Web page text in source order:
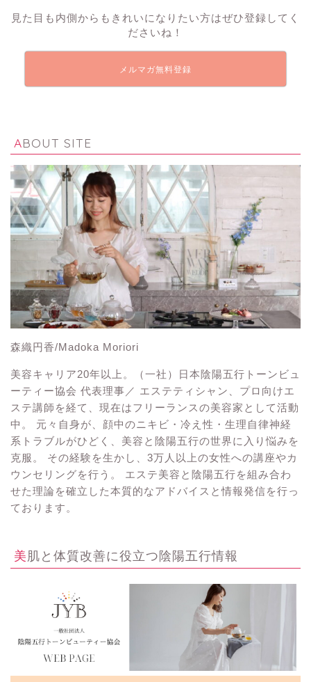
見た目も内側からもきれいになりたい方はぜひ登録してく
ださいね！
メルマガ無料登録
ABOUT SITE
森織円香/Madoka Moriori
美容キャリア20年以上。（一社）日本陰陽五行トーンビュ
ーティー協会 代表理事／ エステティシャン、プロ向けエ
ステ講師を経て、現在はフリーランスの美容家として活動
中。 元々自身が、顔中のニキビ・冷え性・生理自律神経
系トラブルがひどく、美容と陰陽五行の世界に入り悩みを
克服。 その経験を生かし、3万人以上の女性への講座やカ
ウンセリングを行う。 エステ美容と陰陽五行を組み合わ
せた理論を確立した本質的なアドバイスと情報発信を行っ
ております。
美肌と体質改善に役立つ陰陽五行情報